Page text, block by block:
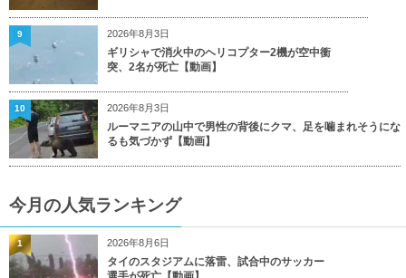
2026年8月3日
ギリシャで消火中のヘリコプター2機が空中衝
突、2名が死亡【動画】
9
2026年8月3日
ルーマニアの山中で男性の背後にクマ、足を噛まれそうにな
るも気づかず【動画】
10
今月の人気ランキング
2026年8月6日
タイのスタジアムに落雷、試合中のサッカー
1